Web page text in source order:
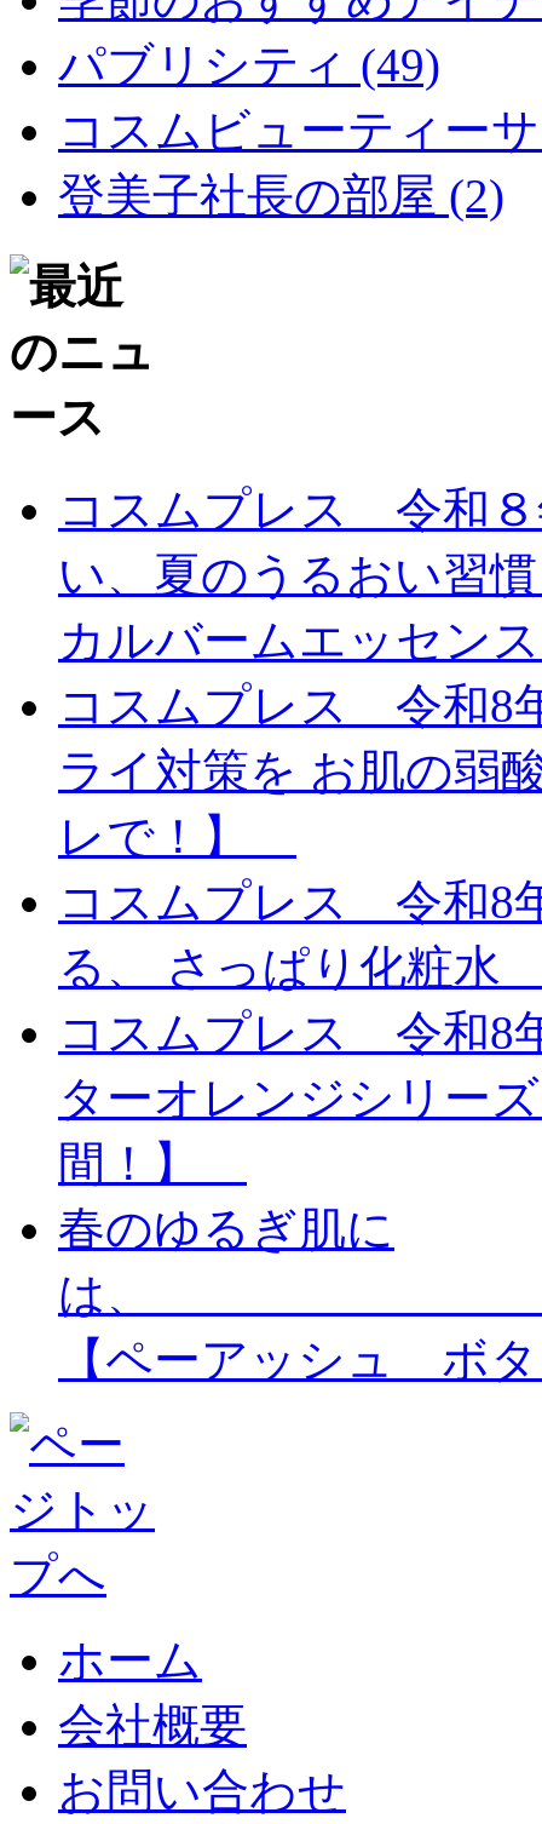
パブリシティ (49)
コスムビューティー
登美子社長の部屋 (2)
コスムプレス 令和
い、夏のうるおい習
カルバームエッセン
コスムプレス 令和8
ライ対策を お肌の弱
レで！】
コスムプレス 令和8
る、 さっぱり化粧
コスムプレス 令和
ターオレンジシリー
間！】
春のゆるぎ肌に
【ペーアッシュ ボ
ホーム
会社概要
お問い合わせ